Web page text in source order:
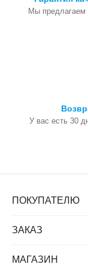
Мы предлагаем
У вас есть 30
ПОКУПАТЕЛЮ
ЗАКАЗ
МАГАЗИН